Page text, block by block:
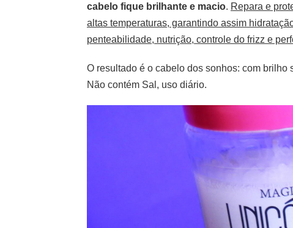
cabelo fique brilhante e macio. Repara e
altas temperaturas, garantindo assim
penteabilidade, nutrição, controle do frizz e
O resultado é o cabelo dos sonhos: com
Não contém Sal, uso diário.